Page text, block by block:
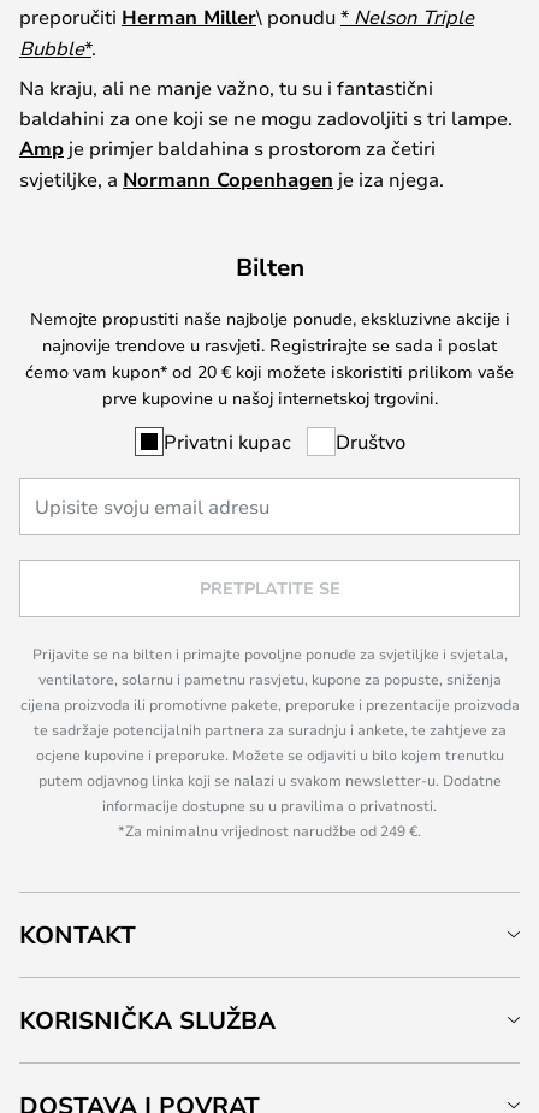
preporučiti Herman Miller\ ponudu* Nelson Triple
Bubble*.
Na kraju, ali ne manje važno, tu su i fantastični
baldahini za one koji se ne mogu zadovoljiti s tri lampe.
Amp je primjer baldahina s prostorom za četiri
svjetiljke, a Normann Copenhagen je iza njega.
Bilten
Nemojte propustiti naše najbolje ponude, ekskluzivne akcije i
najnovije trendove u rasvjeti. Registrirajte se sada i poslat
ćemo vam kupon* od 20 € koji možete iskoristiti prilikom vaše
prve kupovine u našoj internetskoj trgovini.
Privatni kupac Društvo
PRETPLATITE SE
Prijavite se na bilten i primajte povoljne ponude za svjetiljke i svjetala,
ventilatore, solarnu i pametnu rasvjetu, kupone za popuste, sniženja
cijena proizvoda ili promotivne pakete, preporuke i prezentacije proizvoda
te sadržaje potencijalnih partnera za suradnju i ankete, te zahtjeve za
ocjene kupovine i preporuke. Možete se odjaviti u bilo kojem trenutku
putem odjavnog linka koji se nalazi u svakom newsletter-u. Dodatne
informacije dostupne su u pravilima o privatnosti.
*Za minimalnu vrijednost narudžbe od 249 €.
KONTAKT
KORISNIČKA SLUŽBA
DOSTAVA I POVRAT